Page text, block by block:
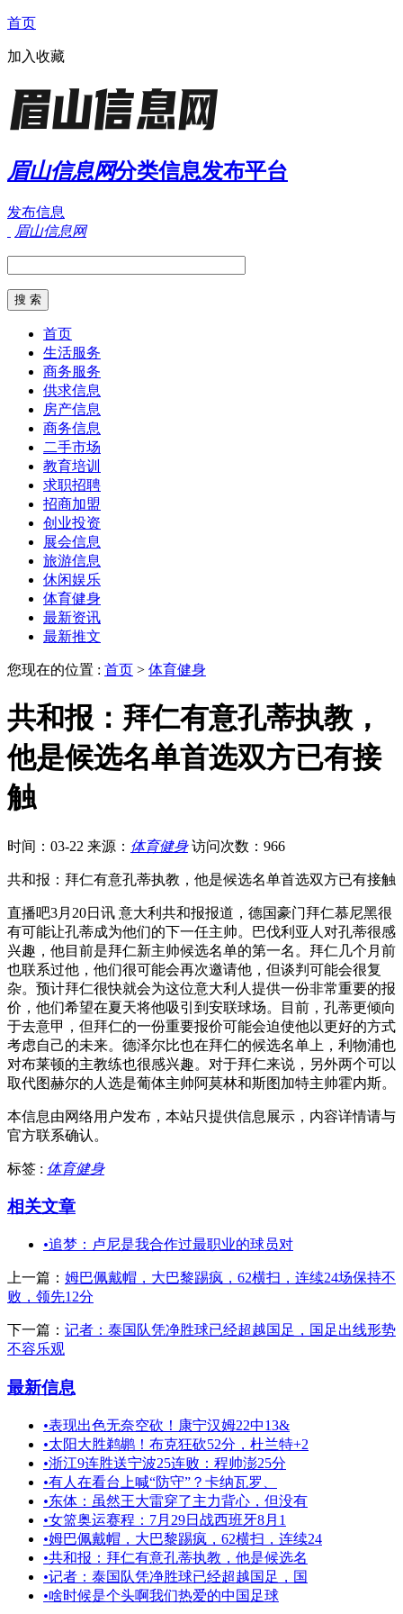
首页
加入收藏
眉山信息网分类信息发布平台
发布信息
眉山信息网
首页
生活服务
商务服务
供求信息
房产信息
商务信息
二手市场
教育培训
求职招聘
招商加盟
创业投资
展会信息
旅游信息
休闲娱乐
体育健身
最新资讯
最新推文
您现在的位置 : 首页 > 体育健身
共和报：拜仁有意孔蒂执教，
他是候选名单首选双方已有接
触
时间：03-22 来源： 体育健身 访问次数：966
共和报：拜仁有意孔蒂执教，他是候选名单首选双方已有接触
直播吧3月20日讯 意大利共和报报道，德国豪门拜仁慕尼黑很
有可能让孔蒂成为他们的下一任主帅。巴伐利亚人对孔蒂很感
兴趣，他目前是拜仁新主帅候选名单的第一名。拜仁几个月前
也联系过他，他们很可能会再次邀请他，但谈判可能会很复
杂。预计拜仁很快就会为这位意大利人提供一份非常重要的报
价，他们希望在夏天将他吸引到安联球场。目前，孔蒂更倾向
于去意甲，但拜仁的一份重要报价可能会迫使他以更好的方式
考虑自己的未来。德泽尔比也在拜仁的候选名单上，利物浦也
对布莱顿的主教练也很感兴趣。对于拜仁来说，另外两个可以
取代图赫尔的人选是葡体主帅阿莫林和斯图加特主帅霍内斯。
本信息由网络用户发布， 本站只提供信息展示，内容详情请与
官方联系确认。
标签 : 体育健身
相关文章
•追梦：卢尼是我合作过最职业的球员对
上一篇： 姆巴佩戴帽，大巴黎踢疯，62横扫，连续24场保持不
败，领先12分
下一篇： 记者：泰国队凭净胜球已经超越国足，国足出线形势
不容乐观
最新信息
•表现出色无奈空砍！康宁汉姆22中13&
•太阳大胜鹈鹕！布克狂砍52分，杜兰特+2
•浙江9连胜送宁波25连败：程帅澎25分
•有人在看台上喊“防守”？卡纳瓦罗、
•东体：虽然王大雷穿了主力背心，但没有
•女篮奥运赛程：7月29日战西班牙8月1
•姆巴佩戴帽，大巴黎踢疯，62横扫，连续24
•共和报：拜仁有意孔蒂执教，他是候选名
•记者：泰国队凭净胜球已经超越国足，国
•啥时候是个头啊我们热爱的中国足球